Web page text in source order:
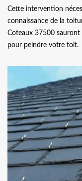
Cette intervention
connaissance de la
Coteaux 37500 sauront
pour peindre votre toit.